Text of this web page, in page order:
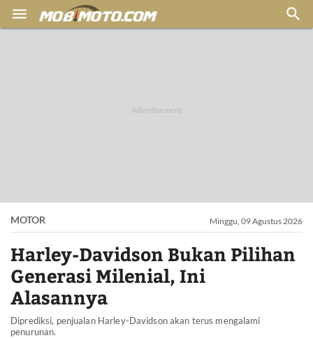
 
MOTOR Minggu, 09 Agustus 2026
Harley-Davidson Bukan Pilihan
Generasi Milenial, Ini
Alasannya
Diprediksi, penjualan Harley-Davidson akan terus mengalami
penurunan.